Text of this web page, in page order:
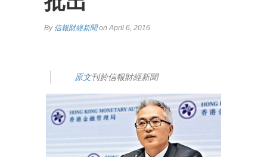
By 信報財經新聞on April 6, 2016
原文刊於信報財經新聞